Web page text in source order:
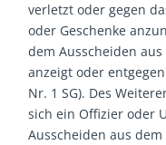
verletzt oder gegen
oder Geschenke
dem Ausscheiden
anzeigt oder
Nr. 1 SG). Des
sich ein Offizier oder
Ausscheiden aus